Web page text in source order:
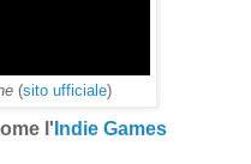
(sito ufficiale)
l' Indie Games